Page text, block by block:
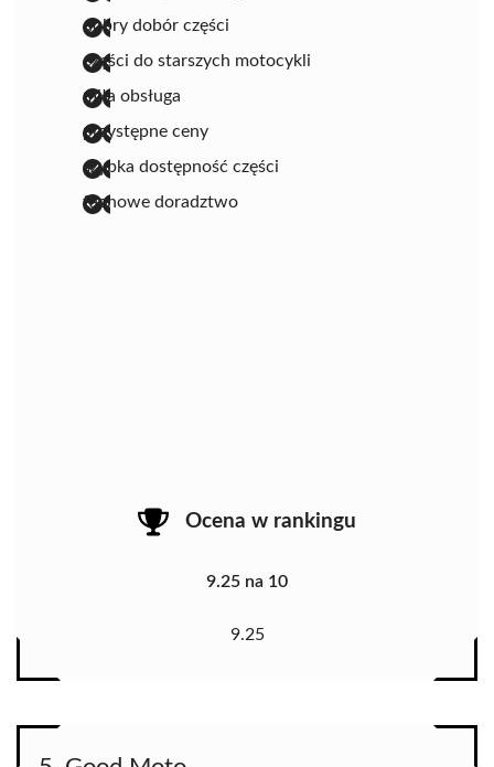
dobry dobór części
części do starszych motocykli
miła obsługa
przystępne ceny
szybka dostępność części
fachowe doradztwo
Ocena w rankingu
9.25 na 10
9.25